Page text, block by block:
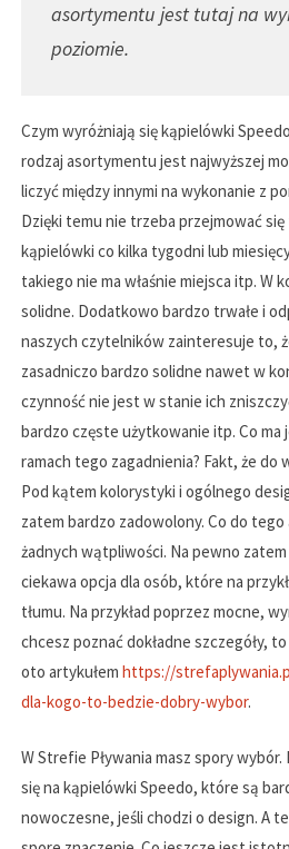
asortymentu jest tutaj na
poziomie.
Czym wyróżniają się kąpielówki
rodzaj asortymentu jest najwyższej
liczyć między innymi na wykonanie z
Dzięki temu nie trzeba przejmować
kąpielówki co kilka tygodni lub
takiego nie ma właśnie miejsca itp. W
solidne. Dodatkowo bardzo trwałe i
naszych czytelników zainteresuje to,
zasadniczo bardzo solidne nawet w
czynność nie jest w stanie ich
bardzo częste użytkowanie itp. Co ma
ramach tego zagadnienia? Fakt, że do
Pod kątem kolorystyki i ogólnego
zatem bardzo zadowolony. Co do
żadnych wątpliwości. Na pewno
ciekawa opcja dla osób, które na
tłumu. Na przykład poprzez mocne,
chcesz poznać dokładne szczegóły,
oto artykułem https://
dla-kogo-to-bedzie-dobry-wybor.
W Strefie Pływania masz spory
się na kąpielówki Speedo, które są
nowoczesne, jeśli chodzi o design. A